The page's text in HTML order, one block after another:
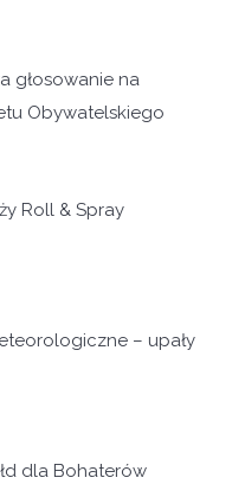
głosowanie na
Obywatelskiego
Roll & Spray
– upały
dla Bohaterów